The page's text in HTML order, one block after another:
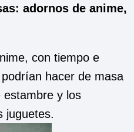
adornos de anime,
con tiempo e
hacer de masa
estambre y los
juguetes.